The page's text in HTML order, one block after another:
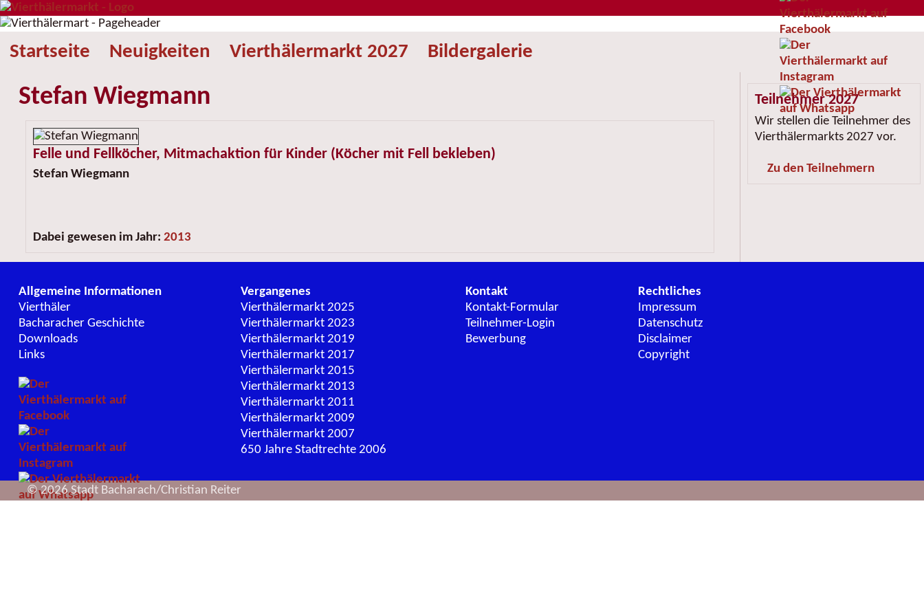
Startseite Neuigkeiten Vierthälermarkt 2027 Bildergalerie
Stefan Wiegmann
Felle und Fellköcher, Mitmachaktion für Kinder (Köcher mit Fell bekleben)
Stefan Wiegmann
Dabei gewesen im Jahr: 2013
Teilnehmer 2027
Wir stellen die Teilnehmer des
Vierthälermarkts 2027 vor.
Zu den Teilnehmern
Allgemeine Informationen
Vierthäler
Bacharacher Geschichte
Downloads
Links
Vergangenes
Vierthälermarkt 2025
Vierthälermarkt 2023
Vierthälermarkt 2019
Vierthälermarkt 2017
Vierthälermarkt 2015
Vierthälermarkt 2013
Vierthälermarkt 2011
Vierthälermarkt 2009
Vierthälermarkt 2007
650 Jahre Stadtrechte 2006
Kontakt
Kontakt-Formular
Teilnehmer-Login
Bewerbung
Rechtliches
Impressum
Datenschutz
Disclaimer
Copyright
© 2026 Stadt Bacharach/Christian Reiter